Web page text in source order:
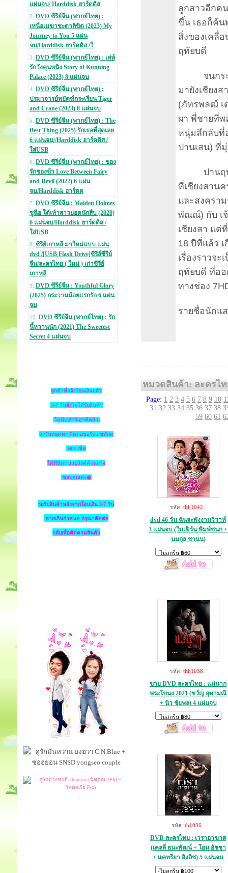
แผ่นจบ/ Harddisk ฮาร์ดดิส
2. DVD ซีรีย์จีน (พากย์ไทย) :
เหนือเมฆาชะตาลิขิต (2023) My
Journey to You 5 แผ่น
จบ/Harddisk ฮาร์ดดิส /ใ
3. DVD ซีรีย์จีน (พากย์ไทย) : เล่ห์
รักวังคุนหนิง Story of Kunning
Palace (2023) 8 แผ่นจบ
4. DVD ซีรีย์จีน (พากย์ไทย) :
ปรมาจารย์พยัคฆ์กระเรียน Tiger
and Crane (2023) 8 แผ่นจบ
5. DVD ซีรีย์จีน (พากย์ไทย) : The
Best Thing (2025) รักเธอที่สุดเลย
6 แผ่นจบ//Harddisk ฮาร์ดดิส /
ใส่USB
6. DVD ซีรีย์จีน (พากย์ไทย) : ของ
รักของข้า Love Between Fairy
and Devil (2022) 6 แผ่น
จบ/Harddisk ฮาร์ดด
7. DVD ซีรีย์จีน : Maiden Holmes
ซูฉือ ใต้เท้าสาวยอดนักสืบ (2020)
6 แผ่นจบ/Harddisk ฮาร์ดดิส /
ใส่USB
8. ซีรีย์เกาหลี มาใหม่แบบ แผ่น
dvd /[USB Flash Drive]ซีรีส์ซีรีย์
จีน/ละครไทย ( ใหม่ ) เก่าซีรีย์
เกาหลี
9. DVD ซีรีย์จีน : Youthful Glory
(2025) กระวานน้อยแรกรัก 6 แผ่น
จบ
10. DVD ซีรีย์จีน (พากย์ไทย) : รัก
นี้หวานนัก (2021) The Sweetest
Secret 4 แผ่นจบ
ลูกค้าที่แจ้งโอนเงินแล้ว
3-7 วันยังไม่ได้รับสินค้า
ไม่นับเสาร์-อาทิตย์ แ
ละวันหยุดค่ะ ติดต่อขอรับเลขพัสดุ
ems เช็ค
ได้ที่นี่ค่ะ แถบลิงค์ด้านล่าง
ขอบคุณค่ะ�
รอรับสินค้าหลังจากโอนเงิน 3-7 วัน
หากเกินกำหนด กรุณาติดต่อ
กลับเพื่อติดตามสินค้า
ลูกสาวอีกค
ขึ้น เธอก็ค้น
สิ่งของเคลื่
ฤทัยบดี
จนกระทั่
มายังเชียง
(ภัทรพลฒ์ เ
ผา พี่ชายที่
หนุ่มลึกลับที่
ปานเสน) ที่
ปานฤทัยจ
ที่เชียงสาน
และสงครา
พัณณ์) กับ เ
เชียงสา แต่
18 ปีที่แล้ว
เรื่องราวจ
ฤทัยบดี ที่ออ
ทางช่อง
รายชื่อนักแ
หมวดสินค้า: ละครไท
Page: 1 2 3 4 5 6 7 8 9 10
31 32 33 34 35 36 37 38
59 60 61
รหัส: thh1042
dvd 46 วัน ฉันจะพังงานวิวาห์
3 แผ่นจบ (ใบเฟิร์น พิมพ์ชนก +
นนกุล ชานน)
รหัส: thh1038
ขาย DVD ละครไทย : แม่นาก
พระโขนง 2021 (ขวัญ อุษามณี
+ นิว ชัยพล) 4 แผ่นจบ
รหัส: th1036
DVD ละครไทย : เวราอาฆาต
(เคลลี่ ธนะพัฒน์ + โอม อัชชา
+ แคทรียา อิงลิช) 5 แผ่นจบ